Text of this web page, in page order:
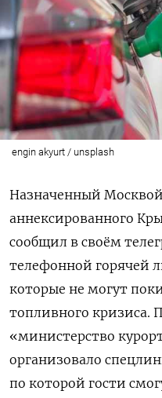
engin akyurt / unsplash
Назначенный
аннексированного
сообщил в своём
телефонной горячей
которые не могут
топливного кризиса.
«министерство
организовало
по которой гости